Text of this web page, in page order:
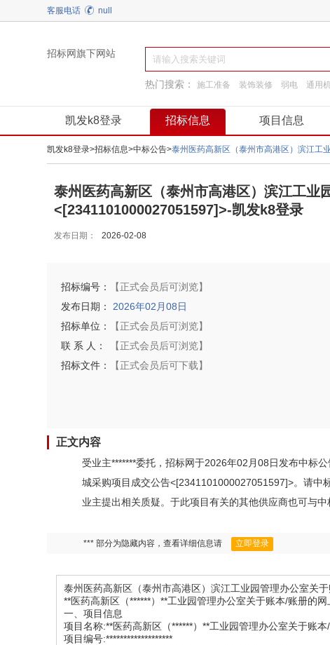
客服电话 null
招标网旗下网站
热门搜索： 施工准备 装饰装修 弱电 通用
凯发k8登录 招标信息 项目信息
凯发k8登录>招标信息>中标公告>
泰州医药高新区（泰州市高港区）滨江工业
<[2341101000027051597]>-凯发k8登录
发布日期： 2026-02-08
招标编号：
【正式会员后可浏览】
发布日期：
2026年02月08日
招标单位：
【正式会员后可浏览】
联 系 人：
【正式会员后可浏览】
招标文件：
【正式会员后可下载】
正文内容
受业主*******委托，招标网于2026年02月08日发布中标
城采购项目成交公告<[2341101000027051597]>。请中
业主提出相关质疑。于此项目有关的其他供应商也可与中
*** 部分为隐藏内容，查看详细信息请 立即登录
泰州医药高新区（泰州市高港区）滨江工业园管理办公室关
**医药高新区（******）**工业园管理办公室关于账本/账册的
一、项目信息
项目名称:**医药高新区（******）**工业园管理办公室关于账
项目编号:*******************